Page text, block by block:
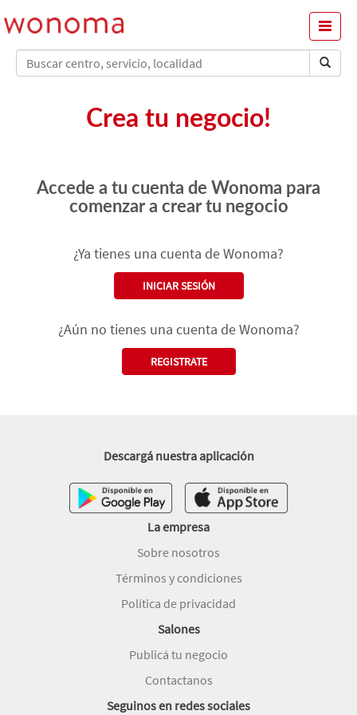
Menu
Crea tu negocio!
Accede a tu cuenta de Wonoma para
comenzar a crear tu negocio
¿Ya tienes una cuenta de Wonoma?
INICIAR SESIÓN
¿Aún no tienes una cuenta de Wonoma?
REGISTRATE
Descargá nuestra aplicación
La empresa
Sobre nosotros
Términos y condiciones
Política de privacidad
Salones
Publicá tu negocio
Contactanos
Seguinos en redes sociales